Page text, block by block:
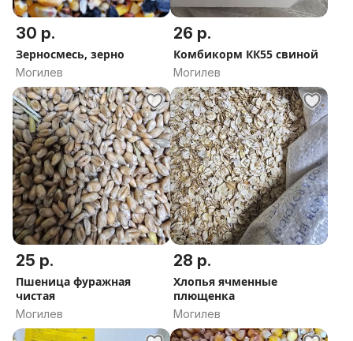
30 р.
Зерносмесь, зерно
Могилев
26 р.
Комбикорм КК55 свиной
Могилев
25 р.
Пшеница фуражная
чистая
Могилев
28 р.
Хлопья ячменные
плющенка
Могилев